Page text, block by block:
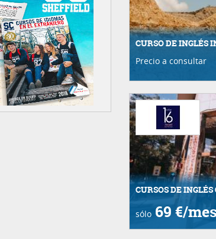
CURSO DE INGLÉS
Precio a consultar
CURSOS DE
sólo 69 €/mes